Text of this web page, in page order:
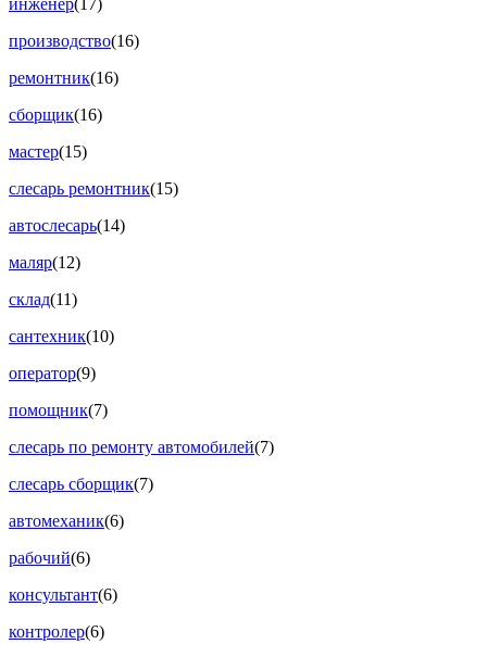
производство(16)
ремонтник(16)
сборщик(16)
мастер(15)
слесарь ремонтник(15)
автослесарь(14)
маляр(12)
склад(11)
сантехник(10)
оператор(9)
помощник(7)
слесарь по ремонту автомобилей(7)
слесарь сборщик(7)
автомеханик(6)
рабочий(6)
консультант(6)
контролер(6)